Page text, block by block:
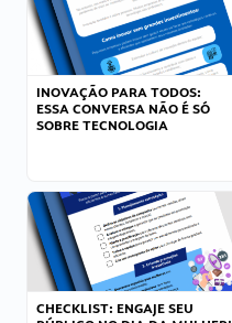
INOVAÇÃO PARA TODOS:
ESSA CONVERSA NÃO É SÓ
SOBRE TECNOLOGIA
CHECKLIST: ENGAJE SEU